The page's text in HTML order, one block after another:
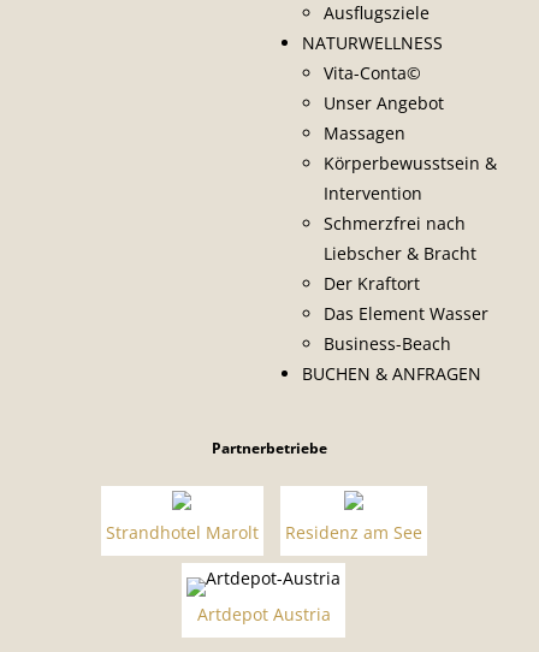
Ausflugsziele
NATURWELLNESS
Vita-Conta©
Unser Angebot
Massagen
Körperbewusstsein &
Intervention
Schmerzfrei nach
Liebscher & Bracht
Der Kraftort
Das Element Wasser
Business-Beach
BUCHEN & ANFRAGEN
Partnerbetriebe
Strandhotel Marolt Residenz am See
Artdepot Austria